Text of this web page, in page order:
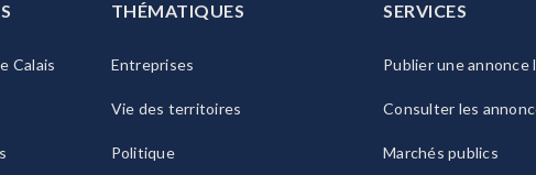
Calais
THÉMATIQUES
Entreprises
Vie des territoires
Politique
SERVICES
Publier une annonce
Consulter les
Marchés publics